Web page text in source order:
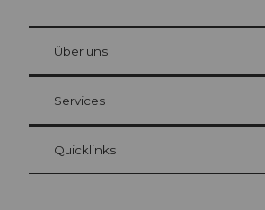
Gästekarte Luzern
Ihre Vorteile als Übernachtungsgast
at Bre
Über uns
Services
Quicklinks